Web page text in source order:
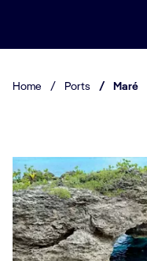
Home / Ports / Maré